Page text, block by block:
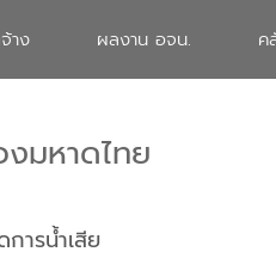
าง ผลงาน อจน. ค
มหาดไทย
ารน้ำเสีย